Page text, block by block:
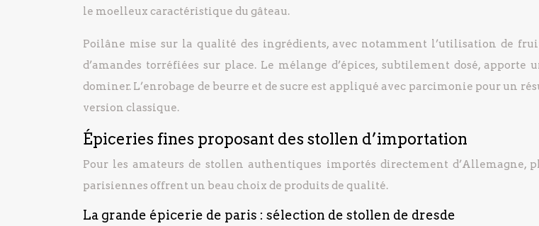
le moelleux caractéristique du gâteau.
Poilâne mise sur la qualité des ingrédients, avec notamment l’utilisation de
d’amandes torréfiées sur place. Le mélange d’épices, subtilement dosé, apporte
dominer. L’enrobage de beurre et de sucre est appliqué avec parcimonie pour un
version classique.
Épiceries fines proposant des stollen d’importation
Pour les amateurs de stollen authentiques importés directement d’Allemagne,
parisiennes offrent un beau choix de produits de qualité.
La grande épicerie de paris : sélection de stollen de dresde